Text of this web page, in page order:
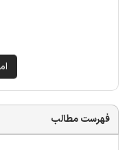
فهرست مطالب